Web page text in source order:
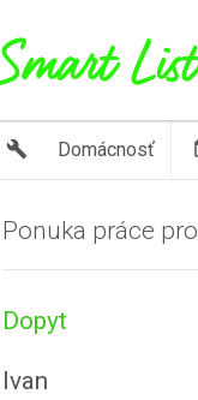
build Domácnosť
Ponuka práce
Dopyt
Ivan